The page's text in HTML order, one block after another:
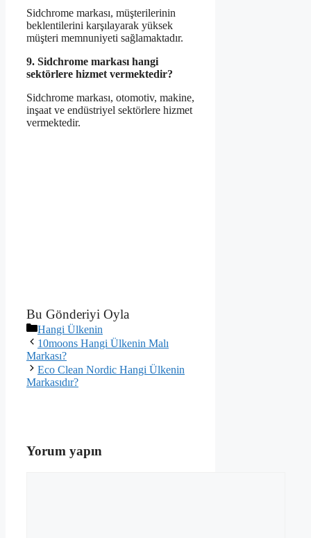
Sidchrome markası, müşterilerinin
beklentilerini karşılayarak yüksek
müşteri memnuniyeti sağlamaktadır.
9. Sidchrome markası hangi
sektörlere hizmet vermektedir?
Sidchrome markası, otomotiv, makine,
inşaat ve endüstriyel sektörlere hizmet
vermektedir.
Bu Gönderiyi Oyla
Kategoriler
Hangi Ülkenin
10moons Hangi Ülkenin Malı
Markası?
Eco Clean Nordic Hangi Ülkenin
Markasıdır?
Yorum yapın